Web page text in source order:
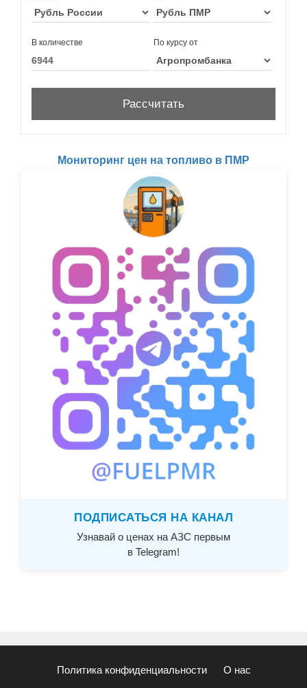
В количестве По курсу от
Мониторинг цен на топливо в ПМР
ПОДПИСАТЬСЯ НА КАНАЛ
Узнавай о ценах на АЗС первым
в Telegram!
Политика конфиденциальности О нас